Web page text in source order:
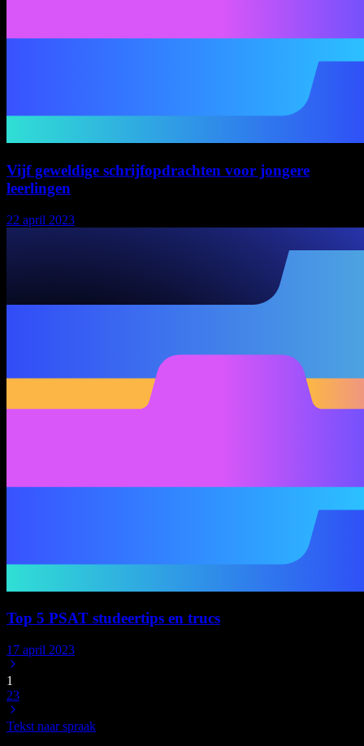
Vijf geweldige schrijfopdrachten voor jongere
leerlingen
22 april 2023
Top 5 PSAT studeertips en trucs
17 april 2023
1
23
Tekst naar spraak